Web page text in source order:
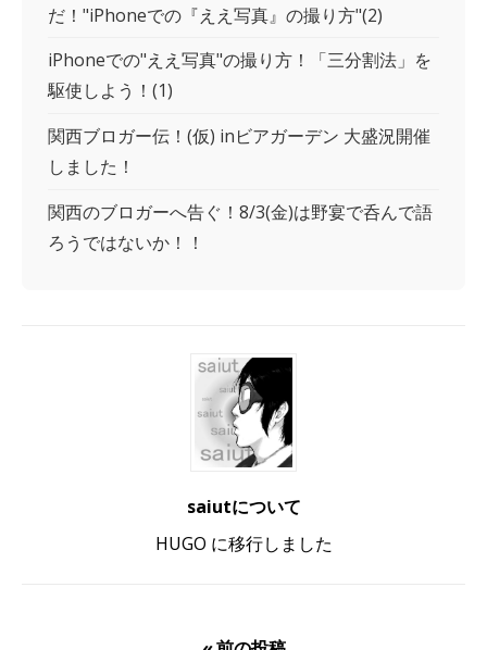
だ！"iPhoneでの『ええ写真』の撮り方"(2)
iPhoneでの"ええ写真"の撮り方！「三分割法」を
駆使しよう！(1)
関西ブロガー伝！(仮) inビアガーデン 大盛況開催
しました！
関西のブロガーへ告ぐ！8/3(金)は野宴で呑んで語
ろうではないか！！
saiutについて
HUGO に移行しました